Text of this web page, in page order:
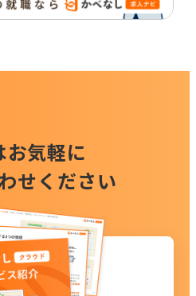
お気軽に
せください